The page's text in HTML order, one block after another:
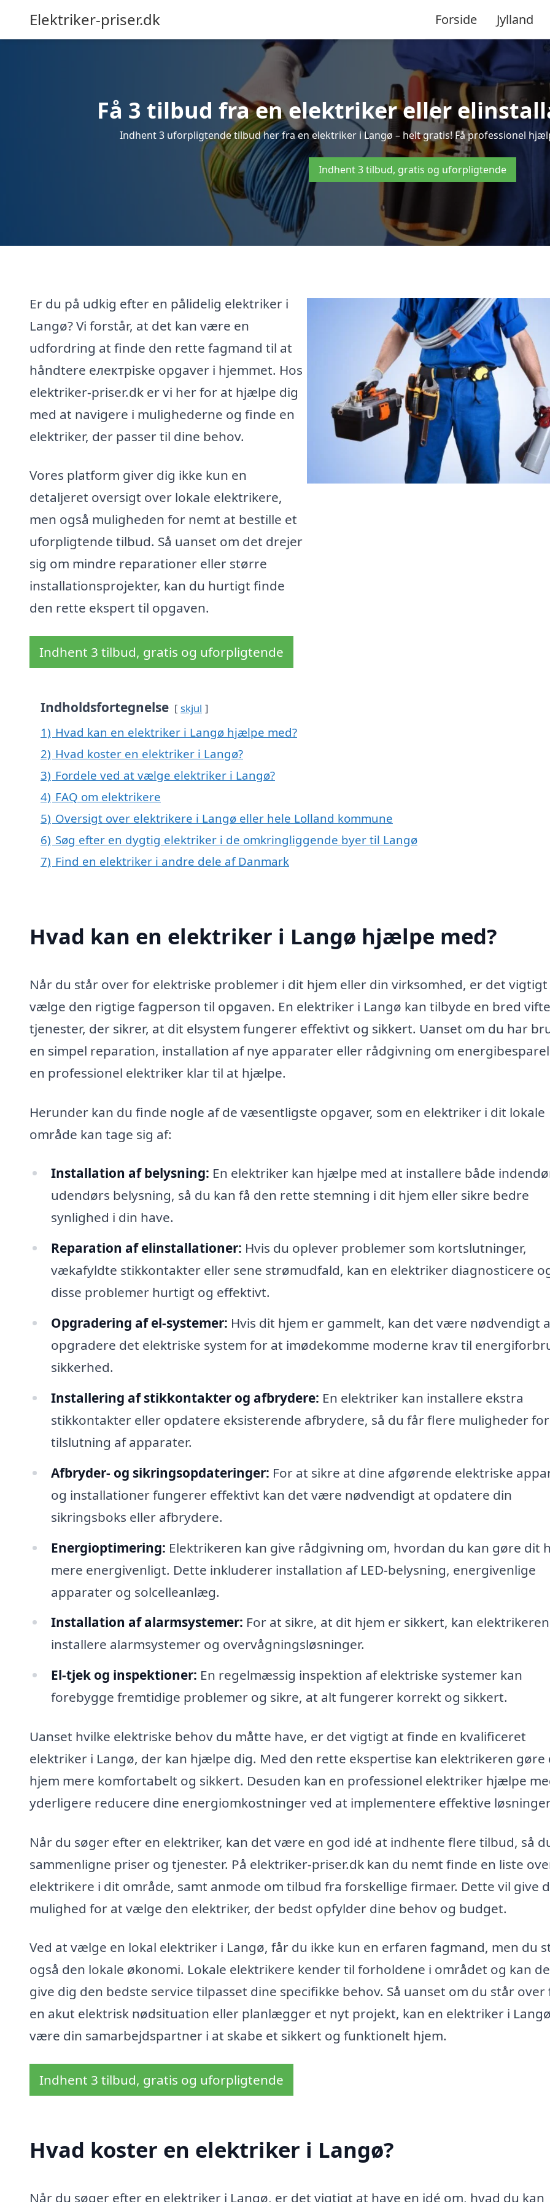
Elektriker-priser.dk Forside Jylland
Få 3 tilbud fra en elektriker eller
Indhent 3 uforpligtende tilbud her fra en elektriker i Langø – helt gratis! Få professionel
Indhent 3 tilbud, gratis og uforpligtende
Er du på udkig efter en pålidelig elektriker i
Langø? Vi forstår, at det kan være en
udfordring at finde den rette fagmand til at
håndtere електрiske opgaver i hjemmet. Hos
elektriker-priser.dk er vi her for at hjælpe dig
med at navigere i mulighederne og finde en
elektriker, der passer til dine behov.
Vores platform giver dig ikke kun en
detaljeret oversigt over lokale elektrikere,
men også muligheden for nemt at bestille et
uforpligtende tilbud. Så uanset om det drejer
sig om mindre reparationer eller større
installationsprojekter, kan du hurtigt finde
den rette ekspert til opgaven.
Indhent 3 tilbud, gratis og uforpligtende
Indholdsfortegnelse skjul
1) Hvad kan en elektriker i Langø hjælpe med?
2) Hvad koster en elektriker i Langø?
3) Fordele ved at vælge elektriker i Langø?
4) FAQ om elektrikere
5) Oversigt over elektrikere i Langø eller hele Lolland kommune
6) Søg efter en dygtig elektriker i de omkringliggende byer til Langø
7) Find en elektriker i andre dele af Danmark
Hvad kan en elektriker i Langø hjælpe med?
Når du står over for elektriske problemer i dit hjem eller din virksomhed, er det
vælge den rigtige fagperson til opgaven. En elektriker i Langø kan tilbyde en bred
tjenester, der sikrer, at dit elsystem fungerer effektivt og sikkert. Uanset om du har
en simpel reparation, installation af nye apparater eller rådgivning om
en professionel elektriker klar til at hjælpe.
Herunder kan du finde nogle af de væsentligste opgaver, som en elektriker i dit lokale
område kan tage sig af:
Installation af belysning: En elektriker kan hjælpe med at installere både
udendørs belysning, så du kan få den rette stemning i dit hjem eller sikre bedre
synlighed i din have.
Reparation af elinstallationer: Hvis du oplever problemer som kortslutninger,
vækafyldte stikkontakter eller sene strømudfald, kan en elektriker diagnosticere
disse problemer hurtigt og effektivt.
Opgradering af el-systemer: Hvis dit hjem er gammelt, kan det være nødvendigt
opgradere det elektriske system for at imødekomme moderne krav til
sikkerhed.
Installering af stikkontakter og afbrydere: En elektriker kan installere ekstra
stikkontakter eller opdatere eksisterende afbrydere, så du får flere muligheder for
tilslutning af apparater.
Afbryder- og sikringsopdateringer: For at sikre at dine afgørende elektriske
og installationer fungerer effektivt kan det være nødvendigt at opdatere din
sikringsboks eller afbrydere.
Energioptimering: Elektrikeren kan give rådgivning om, hvordan du kan gøre dit
mere energivenligt. Dette inkluderer installation af LED-belysning, energivenlige
apparater og solcelleanlæg.
Installation af alarmsystemer: For at sikre, at dit hjem er sikkert, kan elektrikeren
installere alarmsystemer og overvågningsløsninger.
El-tjek og inspektioner: En regelmæssig inspektion af elektriske systemer kan
forebygge fremtidige problemer og sikre, at alt fungerer korrekt og sikkert.
Uanset hvilke elektriske behov du måtte have, er det vigtigt at finde en kvalificeret
elektriker i Langø, der kan hjælpe dig. Med den rette ekspertise kan elektrikeren gøre
hjem mere komfortabelt og sikkert. Desuden kan en professionel elektriker hjælpe
yderligere reducere dine energiomkostninger ved at implementere effektive
Når du søger efter en elektriker, kan det være en god idé at indhente flere tilbud, så
sammenligne priser og tjenester. På elektriker-priser.dk kan du nemt finde en liste
elektrikere i dit område, samt anmode om tilbud fra forskellige firmaer. Dette vil give
mulighed for at vælge den elektriker, der bedst opfylder dine behov og budget.
Ved at vælge en lokal elektriker i Langø, får du ikke kun en erfaren fagmand, men du
også den lokale økonomi. Lokale elektrikere kender til forholdene i området og kan
give dig den bedste service tilpasset dine specifikke behov. Så uanset om du står over
en akut elektrisk nødsituation eller planlægger et nyt projekt, kan en elektriker i Langø
være din samarbejdspartner i at skabe et sikkert og funktionelt hjem.
Indhent 3 tilbud, gratis og uforpligtende
Hvad koster en elektriker i Langø?
Når du søger efter en elektriker i Langø, er det vigtigt at have en idé om, hvad du kan